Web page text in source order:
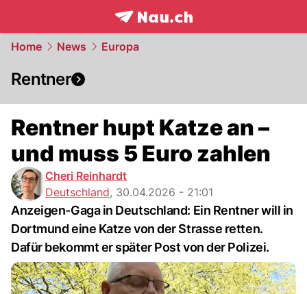
frontpage.NAU.ch
Home News Europa
Rentner
Rentner hupt Katze an –
und muss 5 Euro zahlen
Cheri Reinhardt
Deutschland, 30.04.2026 - 21:01
Anzeigen-Gaga in Deutschland: Ein Rentner will in
Dortmund eine Katze von der Strasse retten.
Dafür bekommt er später Post von der Polizei.